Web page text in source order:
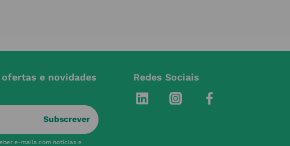
e novidades
Subscrever
e-mails com notícias e
Redes Sociais